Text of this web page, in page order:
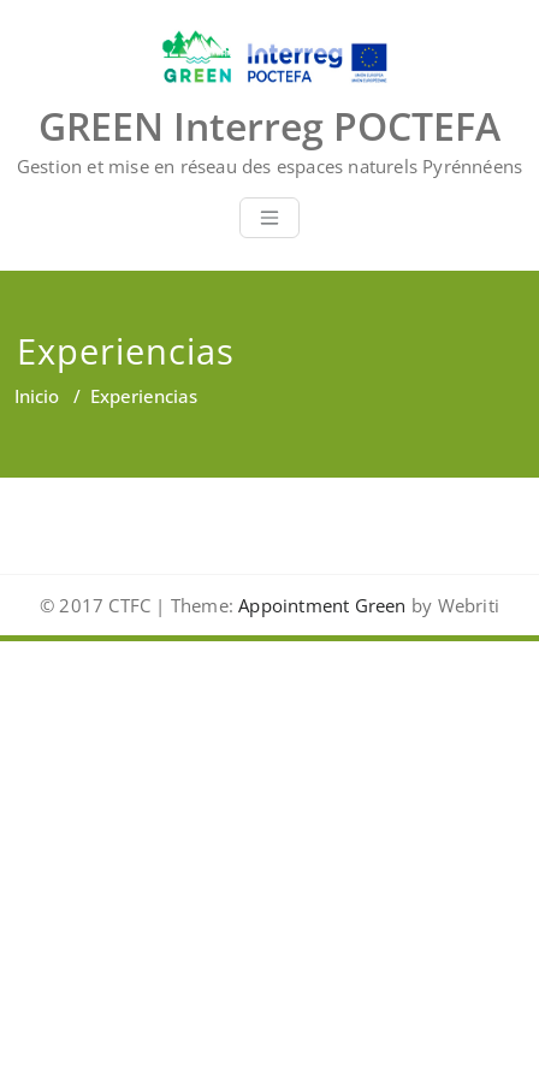
GREEN Interreg POCTEFA
Gestion et mise en réseau des espaces naturels Pyrénnéens
Experiencias
Inicio / Experiencias
© 2017 CTFC | Theme: Appointment Green by Webriti